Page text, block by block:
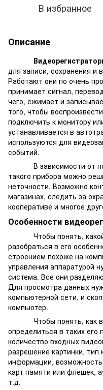
В избранное
Описание
для записи, сохранения и
Работают они по очень
принимает сигнал,
чего, сжимает и
того, чтобы
подключить к монитору
устанавливается в
используются для
событий.
В зависимости от
такого прибора можно
неточности. Возможно
магазинах, следить за
кооперативе и многое
Особенности
Чтобы понять,
разобраться в его
строением похоже на
управления аппаратурой
система. Все они
Для просмотра данных
компьютерной сети, и
компьютер.
Чтобы понять, как
определиться в таких
количество входных
разрешение картинки,
информации,
карт памяти или флешек,
т.д.